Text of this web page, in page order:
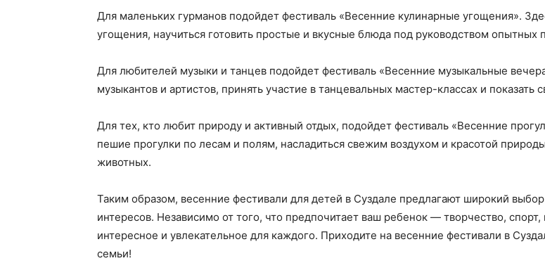
Для маленьких гурманов подойдет фестиваль «Весенние кулинарные угощения».
угощения, научиться готовить простые и вкусные блюда под руководством опытных
Для любителей музыки и танцев подойдет фестиваль «Весенние музыкальные
музыкантов и артистов, принять участие в танцевальных мастер-классах и показать
Для тех, кто любит природу и активный отдых, подойдет фестиваль «Весенние
пешие прогулки по лесам и полям, насладиться свежим воздухом и красотой
животных.
Таким образом, весенние фестивали для детей в Суздале предлагают широкий
интересов. Независимо от того, что предпочитает ваш ребенок — творчество,
интересное и увлекательное для каждого. Приходите на весенние фестивали в
семьи!